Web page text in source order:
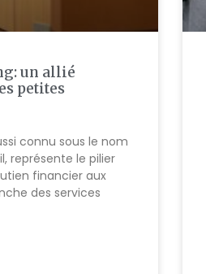
un allié
petites
connu sous le nom
représente le pilier
financier aux
des services